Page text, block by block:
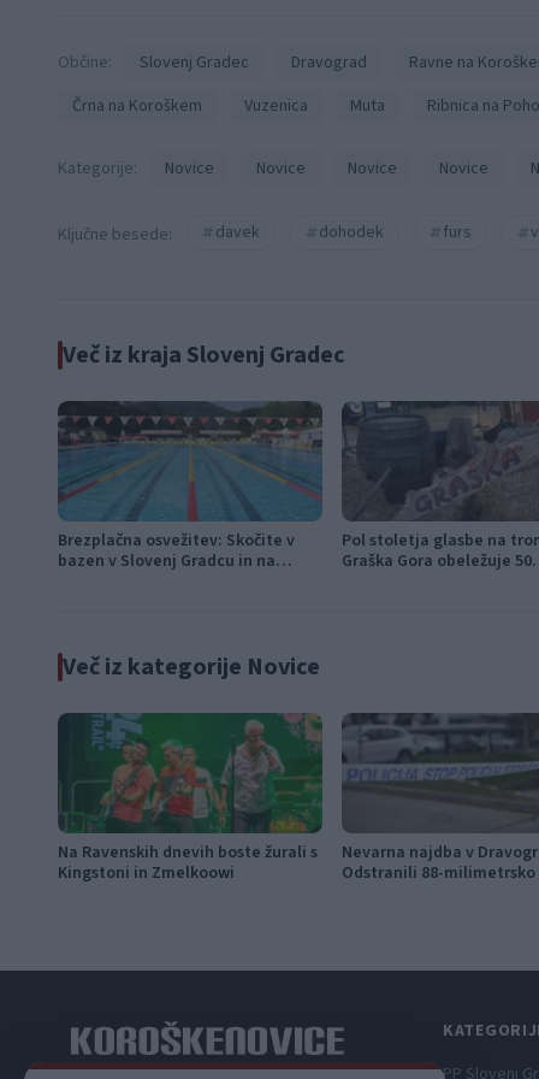
Občine: Slovenj Gradec Dravograd Ravne na
Črna na Koroškem
Vuzenica Muta Ribnica na
Kategorije: Novice Novice Novice Novice
Ključne besede: davek dohodek furs
Več iz kraja Slovenj Gradec
Brezplačna osvežitev: Skočite v
bazen v Slovenj Gradcu in na
Pol stoletja glasbe na
Graška Gora obeležuje
Več iz kategorije Novice
Na Ravenskih dnevih boste žurali s
Kingstoni in Zmelkoowi
Nevarna najdba v
Odstranili 88-
PP Slovenj